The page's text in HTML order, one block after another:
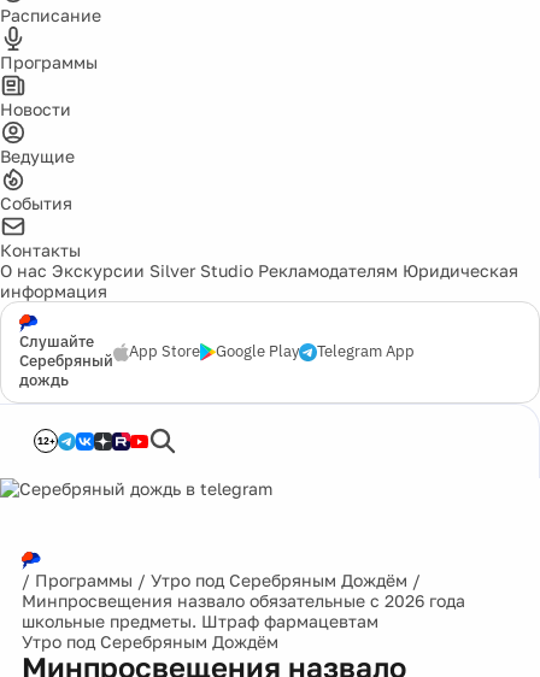
Расписание
Программы
Новости
Ведущие
События
Контакты
О нас Экскурсии Silver Studio Рекламодателям Юридическая
информация
Слушайте
Серебряный
дождь
App Store Google Play Telegram App
12+
/ Программы / Утро под Серебряным Дождём /
Минпросвещения назвало обязательные с 2026 года
школьные предметы. Штраф фармацевтам
Утро под Серебряным Дождём
Минпросвещения назвало